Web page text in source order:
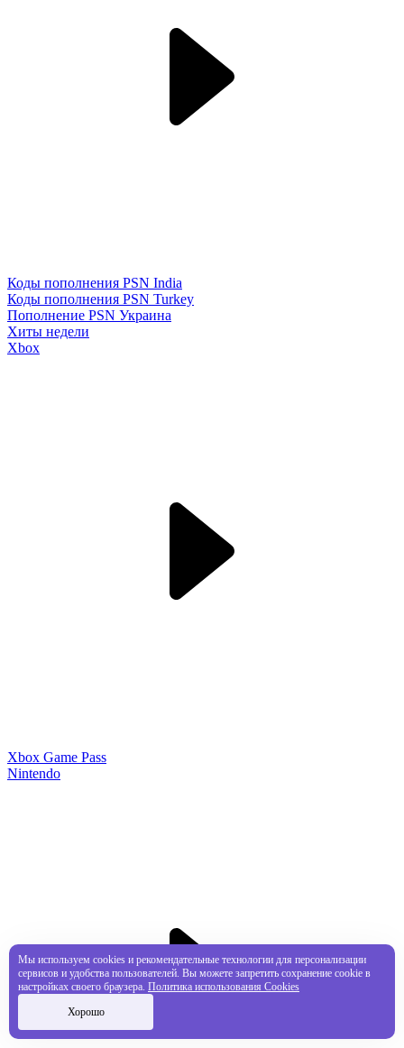
Коды пополнения PSN India
Коды пополнения PSN Turkey
Пополнение PSN Украина
Хиты недели
Xbox
Xbox Game Pass
Nintendo
Мы используем cookies и рекомендательные технологии для персонализации
сервисов и удобства пользователей. Вы можете запретить сохранение cookie в
настройках своего браузера. Политика использования Cookies
Хорошо